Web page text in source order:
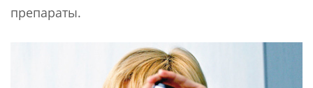
препараты.